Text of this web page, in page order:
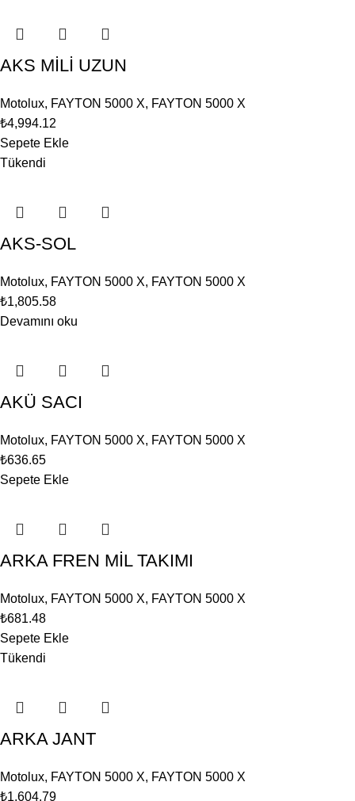
AKS MİLİ UZUN
Motolux, FAYTON 5000 X, FAYTON 5000 X
₺4,994.12
Sepete Ekle
Tükendi
AKS-SOL
Motolux, FAYTON 5000 X, FAYTON 5000 X
₺1,805.58
Devamını oku
AKÜ SACI
Motolux, FAYTON 5000 X, FAYTON 5000 X
₺636.65
Sepete Ekle
ARKA FREN MİL TAKIMI
Motolux, FAYTON 5000 X, FAYTON 5000 X
₺681.48
Sepete Ekle
Tükendi
ARKA JANT
Motolux, FAYTON 5000 X, FAYTON 5000 X
₺1,604.79